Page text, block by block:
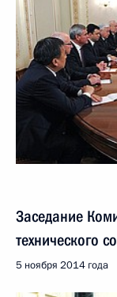
Заседание
технического
5 ноября 2014 года